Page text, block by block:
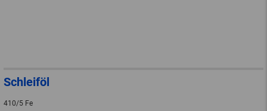
Schleiföl
410/5 Fe